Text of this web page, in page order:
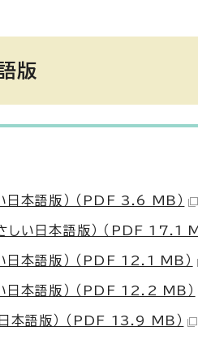
版
日本語版） （PDF 3.6 MB）
しい日本語版） （PDF 17.1
日本語版） （PDF 12.1 MB）
日本語版） （PDF 12.2 MB）
本語版） （PDF 13.9 MB）